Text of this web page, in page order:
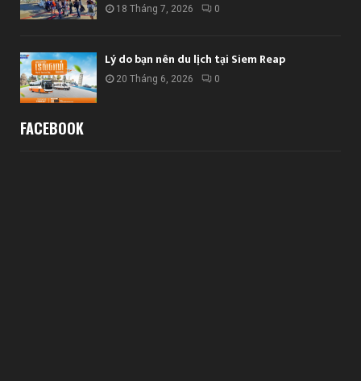
18 Tháng 7, 2026 0
Lý do bạn nên du lịch tại Siem Reap
20 Tháng 6, 2026 0
FACEBOOK